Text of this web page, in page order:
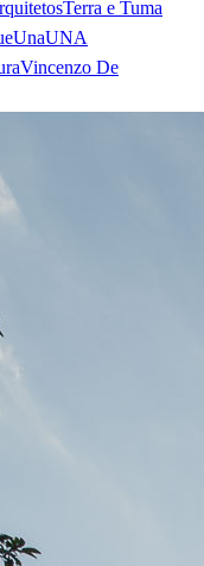
Terra e Tuma
UnaUNA
Vincenzo De